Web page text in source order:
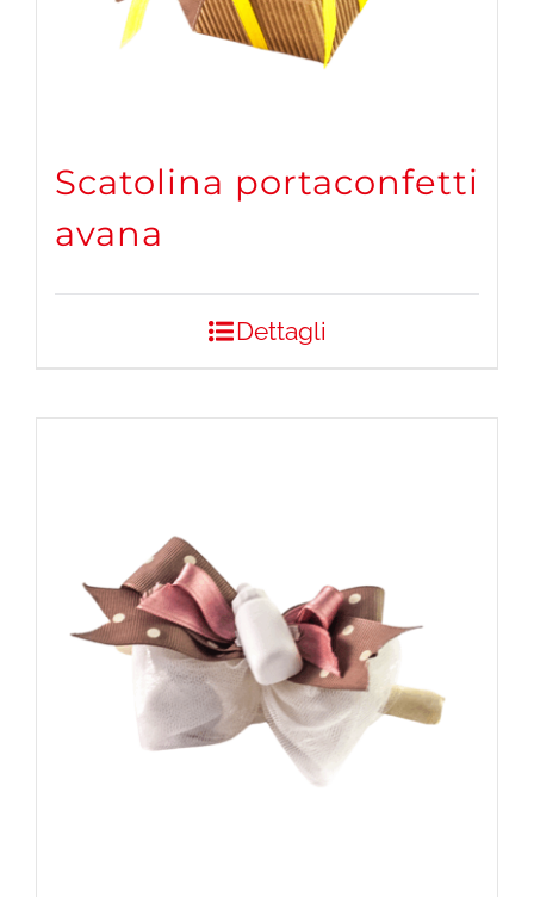
Scatolina portaconfetti
avana
Dettagli